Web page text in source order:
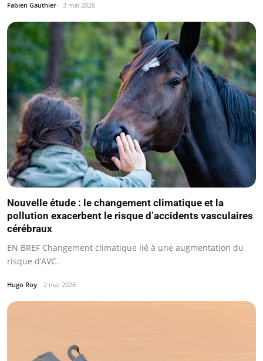
Fabien Gauthier 3 mai 2026
Nouvelle étude : le changement climatique et la
pollution exacerbent le risque d’accidents vasculaires
cérébraux
EN BREF Changement climatique lié à une augmentation du
risque d’AVC.
Hugo Roy 2 mai 2026